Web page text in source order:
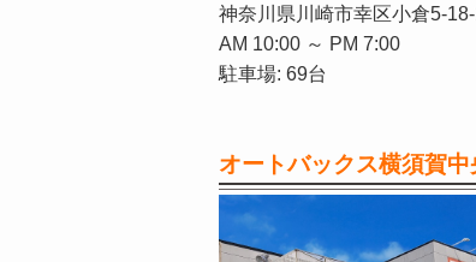
神奈川県川崎市幸区小倉5-
AM 10:00 ～ PM 7:00
駐車場: 69台
オートバックス横須賀中